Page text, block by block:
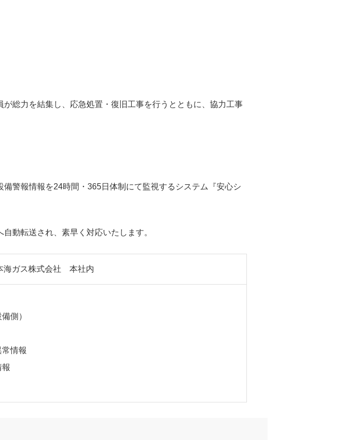
総力を結集し、応急処置・復旧工事を行うとともに、協力工事
警報情報を24時間・365日体制にて監視するシステム『安心シ
動転送され、素早く対応いたします。
海ガス株式会社 本社内
側）
情報